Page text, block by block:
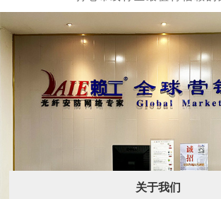
关于我们